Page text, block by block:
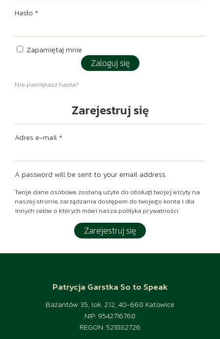
Hasło *
Zapamiętaj mnie
Zaloguj się
Nie pamiętasz hasła?
Zarejestruj się
Adres e-mail *
A password will be sent to your email address.
Twoje dane osobowe zostaną użyte do obsługi twojej wizyty na
naszej stronie, zarządzania dostępem do twojego konta i dla
innych celów o których mówi nasza polityka prywatności.
Zarejestruj się
Patrycja Garstka So to Speak
Bażantów 35, lok. 2.12, 40-668 Katowice
NIP: 9542716768
REGON: 521882726